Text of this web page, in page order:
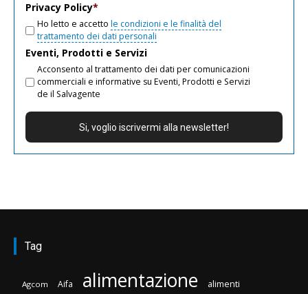
Privacy Policy*
Ho letto e accetto le condizioni e le finalità del
trattamento dei dati personali
Eventi, Prodotti e Servizi
Acconsento al trattamento dei dati per comunicazioni
commerciali e informative su Eventi, Prodotti e Servizi
de il Salvagente
Tag
Agcom Aifa alimentazione alimenti